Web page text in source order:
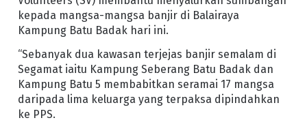
kepada mangsa-mangsa banjir di Balairaya
Kampung Batu Badak hari ini.
“Sebanyak dua kawasan terjejas banjir semalam di
Segamat iaitu Kampung Seberang Batu Badak dan
Kampung Batu 5 membabitkan seramai 17 mangsa
daripada lima keluarga yang terpaksa dipindahkan
ke PPS.